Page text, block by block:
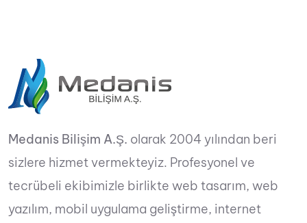
Medanis Bilişim A.Ş. olarak 2004 yılından beri
sizlere hizmet vermekteyiz. Profesyonel ve
tecrübeli ekibimizle birlikte web tasarım, web
yazılım, mobil uygulama geliştirme, internet